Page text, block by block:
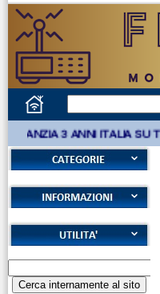
*** GARANZIA 3 ANNI
Accessori
antenne
Accessori
Accessori
Cookies
Diritto di recesso
Garanzie
Alfabeto Fonetico
ICAO